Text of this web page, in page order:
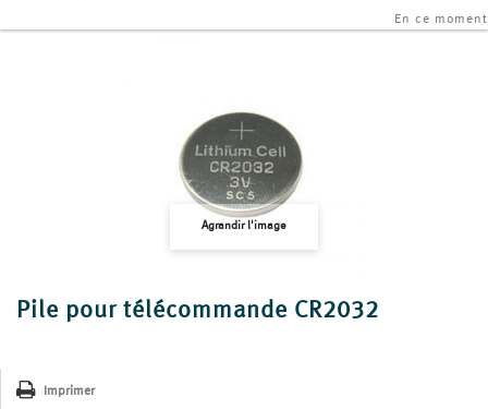
En ce moment
Agrandir l'image
Pile pour télécommande CR2032
Imprimer